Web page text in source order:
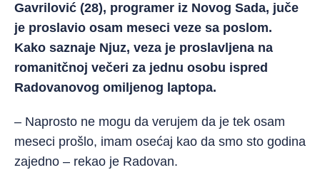
Gavrilović (28), programer iz Novog Sada, juče
je proslavio osam meseci veze sa poslom.
Kako saznaje Njuz, veza je proslavljena na
romanitčnoj večeri za jednu osobu ispred
Radovanovog omiljenog laptopa.
– Naprosto ne mogu da verujem da je tek osam
meseci prošlo, imam osećaj kao da smo sto godina
zajedno – rekao je Radovan.